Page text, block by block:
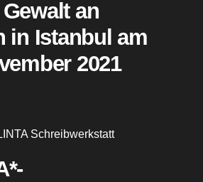
an
in Istanbul am
2021